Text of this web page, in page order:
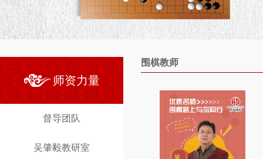
师资力量
督导团队
吴肇毅教研室
围棋教师